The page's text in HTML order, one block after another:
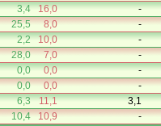
3,4 16,0 -
25,5 8,0 -
2,2 10,0 -
28,0 7,0 -
0,0 0,0 -
0,0 0,0 -
6,3 11,1 3,1
10,4 10,9 -